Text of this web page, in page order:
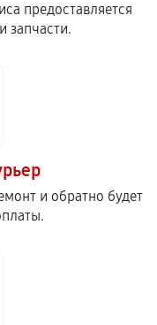
предоставляется
запчасти.
и обратно будет